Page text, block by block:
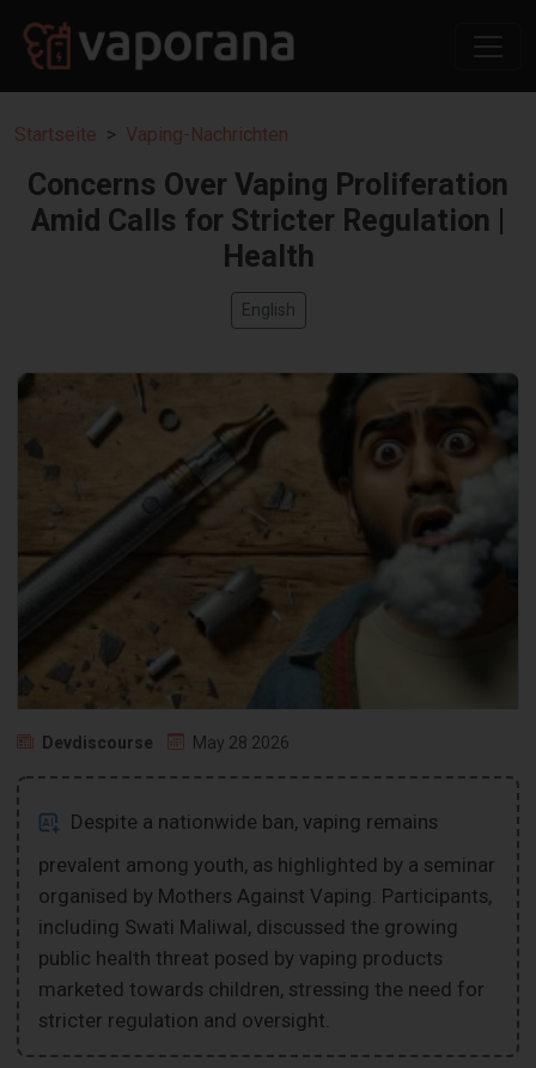
Startseite Vaping-Nachrichten
Concerns Over Vaping Proliferation
Amid Calls for Stricter Regulation |
Health
English
Devdiscourse May 28 2026
Despite a nationwide ban, vaping remains
prevalent among youth, as highlighted by a seminar
organised by Mothers Against Vaping. Participants,
including Swati Maliwal, discussed the growing
public health threat posed by vaping products
marketed towards children, stressing the need for
stricter regulation and oversight.